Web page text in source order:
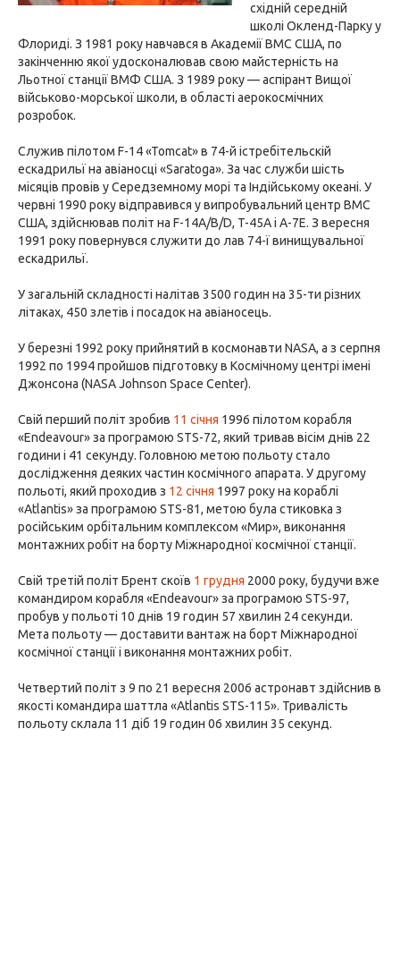
східній середній
школі Окленд-Парку у
Флориді. З 1981 року навчався в Академії ВМС США, по
закінченню якої удосконалював свою майстерність на
Льотної станції ВМФ США. З 1989 року — аспірант Вищої
військово-морської школи, в області аерокосмічних
розробок.
Служив пілотом F-14 «Tomcat» в 74-й істребітельскій
ескадрильї на авіаносці «Saratoga». За час служби шість
місяців провів у Середземному морі та Індійському океані. У
червні 1990 року відправився у випробувальний центр ВМС
США, здійснював політ на F-14A/B/D, T-45A і A-7E. З вересня
1991 року повернувся служити до лав 74-ї винищувальної
ескадрильї.
У загальній складності налітав 3500 годин на 35-ти різних
літаках, 450 злетів і посадок на авіаносець.
У березні 1992 року прийнятий в космонавти NASA, а з серпня
1992 по 1994 пройшов підготовку в Космічному центрі імені
Джонсона (NASA Johnson Space Center).
Свій перший політ зробив 11 січня 1996 пілотом корабля
«Endeavour» за програмою STS-72, який тривав вісім днів 22
години і 41 секунду. Головною метою польоту стало
дослідження деяких частин космічного апарата. У другому
польоті, який проходив з 12 січня 1997 року на кораблі
«Atlantis» за програмою STS-81, метою була стиковка з
російським орбітальним комплексом «Мир», виконання
монтажних робіт на борту Міжнародної космічної станції.
Свій третій політ Брент скоїв 1 грудня 2000 року, будучи вже
командиром корабля «Endeavour» за програмою STS-97,
пробув у польоті 10 днів 19 годин 57 хвилин 24 секунди.
Мета польоту — доставити вантаж на борт Міжнародної
космічної станції і виконання монтажних робіт.
Четвертий політ з 9 по 21 вересня 2006 астронавт здійснив в
якості командира шаттла «Atlantis STS-115». Тривалість
польоту склала 11 діб 19 годин 06 хвилин 35 секунд.